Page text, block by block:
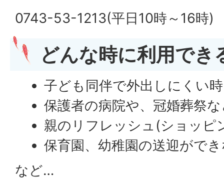
0743-53-1213(平日10時～16時)
どんな時に利用でき
子ども同伴で外出しにくい時
保護者の病院や、冠婚葬祭
親のリフレッシュ(ショッピ
保育園、幼稚園の送迎がで
など…